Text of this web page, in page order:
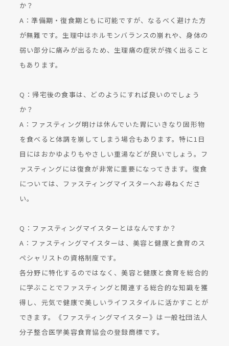
か？
A：準備期・復食期ともに可能ですが、なるべく避けた方
が無難です。生理中はホルモンバランスの崩れや、身体の
弱い部分に痛みが出るため、生理痛の症状が強く出ること
もあります。
Q：帰宅後の食事は、どのようにすれば良いのでしょう
か？
A：ファスティング明けは休んでいた胃にいきなり固形物
を食べると体調を崩してしまう場合もあります。特に1日
目にはおかゆよりもやさしい重湯などが良いでしょう。フ
ァスティングには復食が非常に重要になってきます。復食
については、ファスティングマイスターへお尋ねくださ
い。
Q：ファスティングマイスターとはなんですか？
A：ファスティングマイスターは、美容と健康と食育のス
ペシャリストの資格制度です。
各分野に特化するのではなく、美容と健康と食育を総合的
に学ぶことでファスティングと関連する総合的な知識を獲
得し、元気で健康で美しいライフスタイルに活かすことが
できます。《ファスティングマイスター》は一般社団法人
分子整合医学美容食育協会の登録商標です。